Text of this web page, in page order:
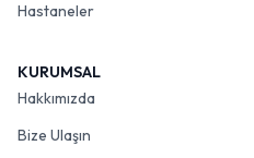
Hastaneler
KURUMSAL
Hakkımızda
Bize Ulaşın